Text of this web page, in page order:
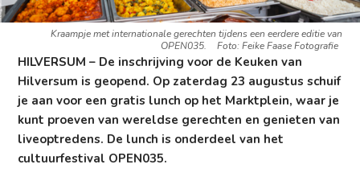
Kraampje met internationale gerechten tijdens een eerdere editie van
OPEN035.
Foto: Feike Faase Fotografie
HILVERSUM – De inschrijving voor de Keuken van
Hilversum is geopend. Op zaterdag 23 augustus schuif
je aan voor een gratis lunch op het Marktplein, waar je
kunt proeven van wereldse gerechten en genieten van
liveoptredens. De lunch is onderdeel van het
cultuurfestival OPEN035.